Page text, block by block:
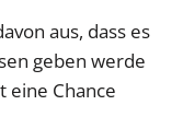
aus, dass es
geben werde
eine Chance